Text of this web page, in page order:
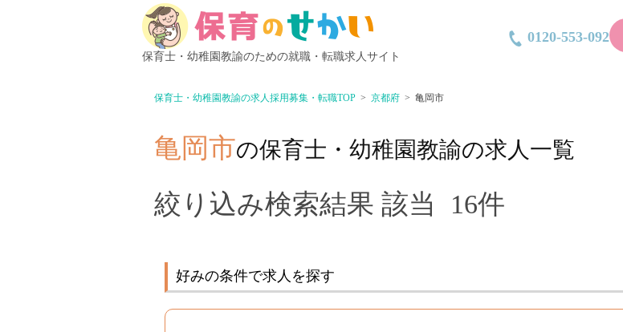
保育士・幼稚園教諭のための就職・転職求人サイト
0120-553-092
保育士・幼稚園教諭の求人採用募集・転職TOP 京都府 亀岡市
亀岡市の保育士・幼稚園教諭の求人一覧
絞り込み検索結果 該当 16件
好みの条件で求人を探す